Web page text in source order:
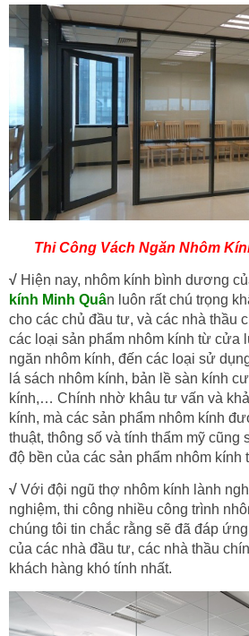
Thi Công Vách Ngăn Nhôm
√ Hiện nay, nhôm kính bình dương
kính Minh Quân luôn rất chú trọng
cho các chủ đầu tư, và các nhà thầu
các loại sản phẩm nhôm kính từ cửa
ngăn nhôm kính, đến các loại sử
lá sách nhôm kính, bản lề sàn kính
kính,… Chính nhờ khâu tư vấn và
kính, mà các sản phẩm nhôm kính
thuật, thông số và tính thẩm mỹ cũng
độ bền của các sản phẩm nhôm kính
√ Với đội ngũ thợ nhôm kính lành
nghiệm, thi công nhiều công trình
chúng tôi tin chắc rằng sẽ đã đáp
của các nhà đầu tư, các nhà thầu
khách hàng khó tính nhất.